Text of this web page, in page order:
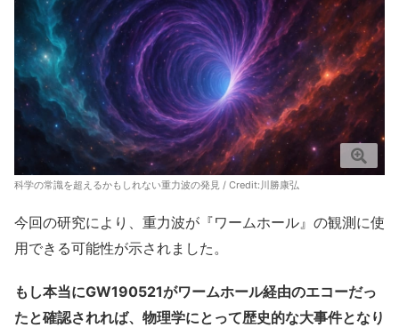
科学の常識を超えるかもしれない重力波の発見 / Credit:川勝康弘
今回の研究により、重力波が『ワームホール』の観測に使
用できる可能性が示されました。
もし本当にGW190521がワームホール経由のエコーだっ
たと確認されれば、物理学にとって歴史的な大事件となり